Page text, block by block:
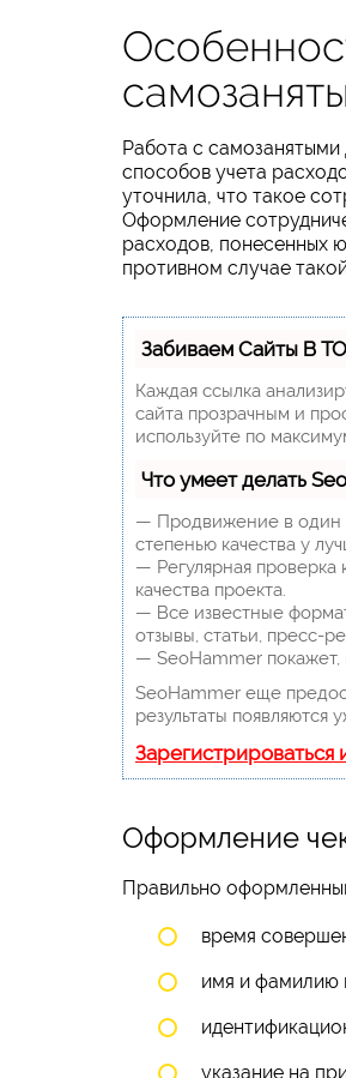
Работа с
способов учета
уточнила, что такое
Оформление
расходов, понесенных
противном случае
Забиваем Сайты В
Каждая ссылка
сайта прозрачным и
используйте по
Что умеет делать
— Продвижение в один
степенью качества у
— Регулярная проверка
качества проекта.
— Все известные
отзывы, статьи, пресс-
— SeoHammer покажет,
SeoHammer еще
результаты появляются
Оформление
Правильно
время
имя и фамилию
указание на